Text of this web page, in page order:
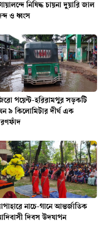
নিষিদ্ধ চায়না দুয়ারি জাল
ও ধ্বংস
পয়েন্ট-হরিরামপুর সড়কটি
৯ কিলোমিটার দীর্ঘ এক
নাচে-গানে আন্তর্জাতিক
দিবস উদযাপন